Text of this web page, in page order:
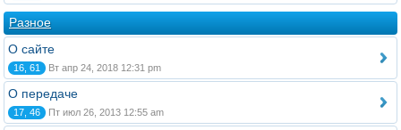
Разное
О сайте
16, 61 Вт апр 24, 2018 12:31 pm
О передаче
17, 46 Пт июл 26, 2013 12:55 am